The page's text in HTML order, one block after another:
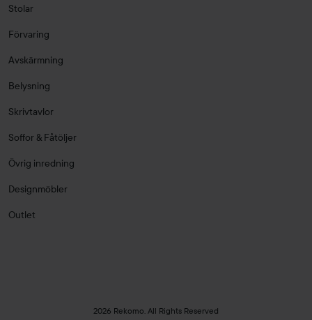
Stolar
Förvaring
Avskärmning
Belysning
Skrivtavlor
Soffor & Fåtöljer
Övrig inredning
Designmöbler
Outlet
2026 Rekomo. All Rights Reserved